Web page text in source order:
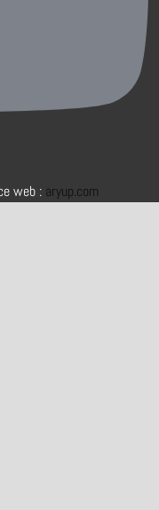
web : aryup.com